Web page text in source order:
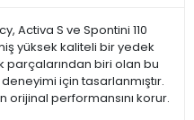
Activa S ve Spontini 110
yüksek kaliteli bir yedek
parçalarından biri olan bu
için tasarlanmıştır.
orijinal performansını korur.